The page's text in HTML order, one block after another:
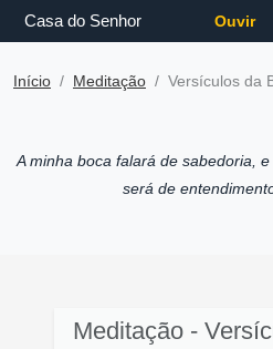
Casa do Senhor Ouvir
Início Meditação Versículos da
A minha boca falará de sabedoria,
será de
Meditação -